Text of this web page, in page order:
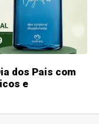
dos Pais com
e